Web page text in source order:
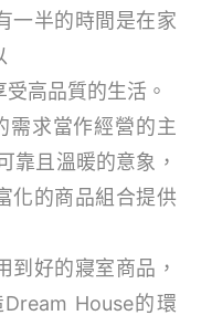
一半的時間是在家
高品質的生活。
需求當作經營的主
靠且溫暖的意象，
化的商品組合提供
到好的寢室商品，
House的環